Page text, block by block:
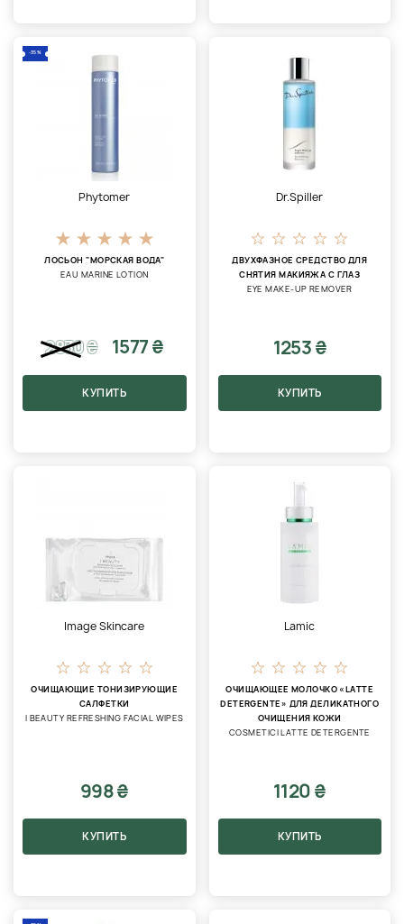
-35%
Phytomer
ЛОСЬОН "МОРСКАЯ ВОДА"
EAU MARINE LOTION
2830₴ 1577 ₴
КУПИТЬ
Dr.Spiller
ДВУХФАЗНОЕ СРЕДСТВО ДЛЯ
СНЯТИЯ МАКИЯЖА С ГЛАЗ
EYE MAKE-UP REMOVER
1253 ₴
КУПИТЬ
Image Skincare
ОЧИЩАЮЩИЕ ТОНИЗИРУЮЩИЕ
САЛФЕТКИ
I BEAUTY REFRESHING FACIAL WIPES
998 ₴
КУПИТЬ
Lamic
ОЧИЩАЮЩЕЕ МОЛОЧКО «LATTE
DETERGENTE» ДЛЯ ДЕЛИКАТНОГО
ОЧИЩЕНИЯ КОЖИ
COSMETICI LATTE DETERGENTE
1120 ₴
КУПИТЬ